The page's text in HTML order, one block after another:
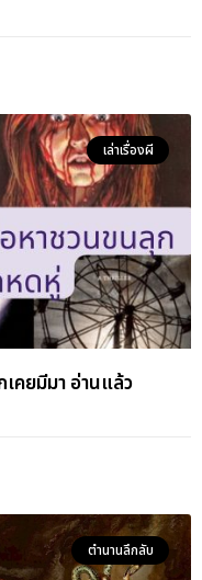
เล่าเรื่องผี
คยมีมา อ่านแล้ว
ตำนานลึกลับ